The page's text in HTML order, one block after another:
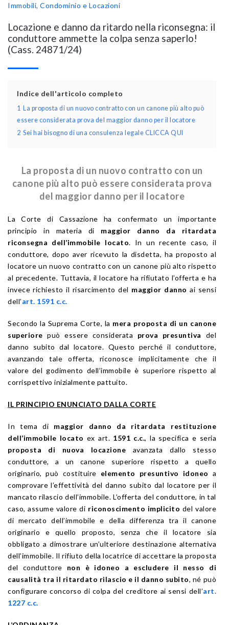
Immobili, Condominio e Locazioni
Locazione e danno da ritardo nella riconsegna: il
conduttore ammette la colpa senza saperlo!
(Cass. 24871/24)
Indice dell'articolo completo
1
La proposta di un nuovo contratto con un canone più alto può
essere considerata prova del maggior danno per il locatore
2 Sei hai bisogno di una consulenza legale CLICCA QUI
La proposta di un nuovo contratto con un
canone più alto può essere considerata prova
del maggior danno per il locatore
La Corte di Cassazione ha confermato un importante
principio in materia di maggior danno da ritardata
riconsegna dell’immobile locato. In un recente caso, il
conduttore, dopo aver ricevuto la disdetta, ha proposto al
locatore un nuovo contratto con un canone più alto rispetto
al precedente. Tuttavia, il locatore ha rifiutato l’offerta e ha
invece richiesto il risarcimento del maggior danno ai sensi
dell’art. 1591 c.c.
Secondo la Suprema Corte, la mera proposta di un canone
superiore può essere considerata prova presuntiva
del
danno subito dal locatore. Questo perché il conduttore,
avanzando tale offerta, riconosce implicitamente che il
valore del godimento dell’immobile è superiore rispetto al
corrispettivo inizialmente pattuito.
IL PRINCIPIO ENUNCIATO DALLA CORTE
In tema di maggior danno da ritardata restituzione
dell’immobile locato ex art. 1591 c.c., la specifica e seria
proposta di nuova locazione avanzata dallo stesso
conduttore, a un canone superiore rispetto a quello
originario, può costituire elemento presuntivo idoneo a
comprovare l’effettività del danno subito dal locatore per il
mancato rilascio dell’immobile. L’offerta del conduttore, in tal
caso, assume valore di riconoscimento implicito del valore
di mercato dell’immobile e della differenza tra il canone
originario e quello proposto, senza che il locatore sia
obbligato a dimostrare un’ulteriore destinazione alternativa
dell’immobile. Il rifiuto della locatrice di accettare la proposta
del conduttore non è idoneo a escludere il nesso di
causalità tra il ritardato rilascio e il danno subito, né può
configurare concorso di colpa del creditore ai sensi dell’art.
1227 c.c.